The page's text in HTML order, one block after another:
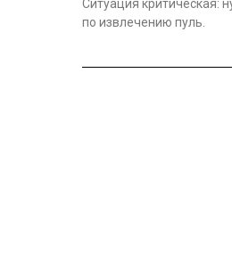
Ситуация критическая:
по извлечению пуль.